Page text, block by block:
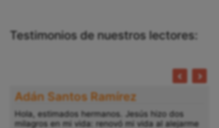
Testimonios de nuestros lectores:
Adán Santos Ramírez
Hola, estimados hermanos. Jesús hizo dos
milagros en mi vida: renovó mi vida al alejarme